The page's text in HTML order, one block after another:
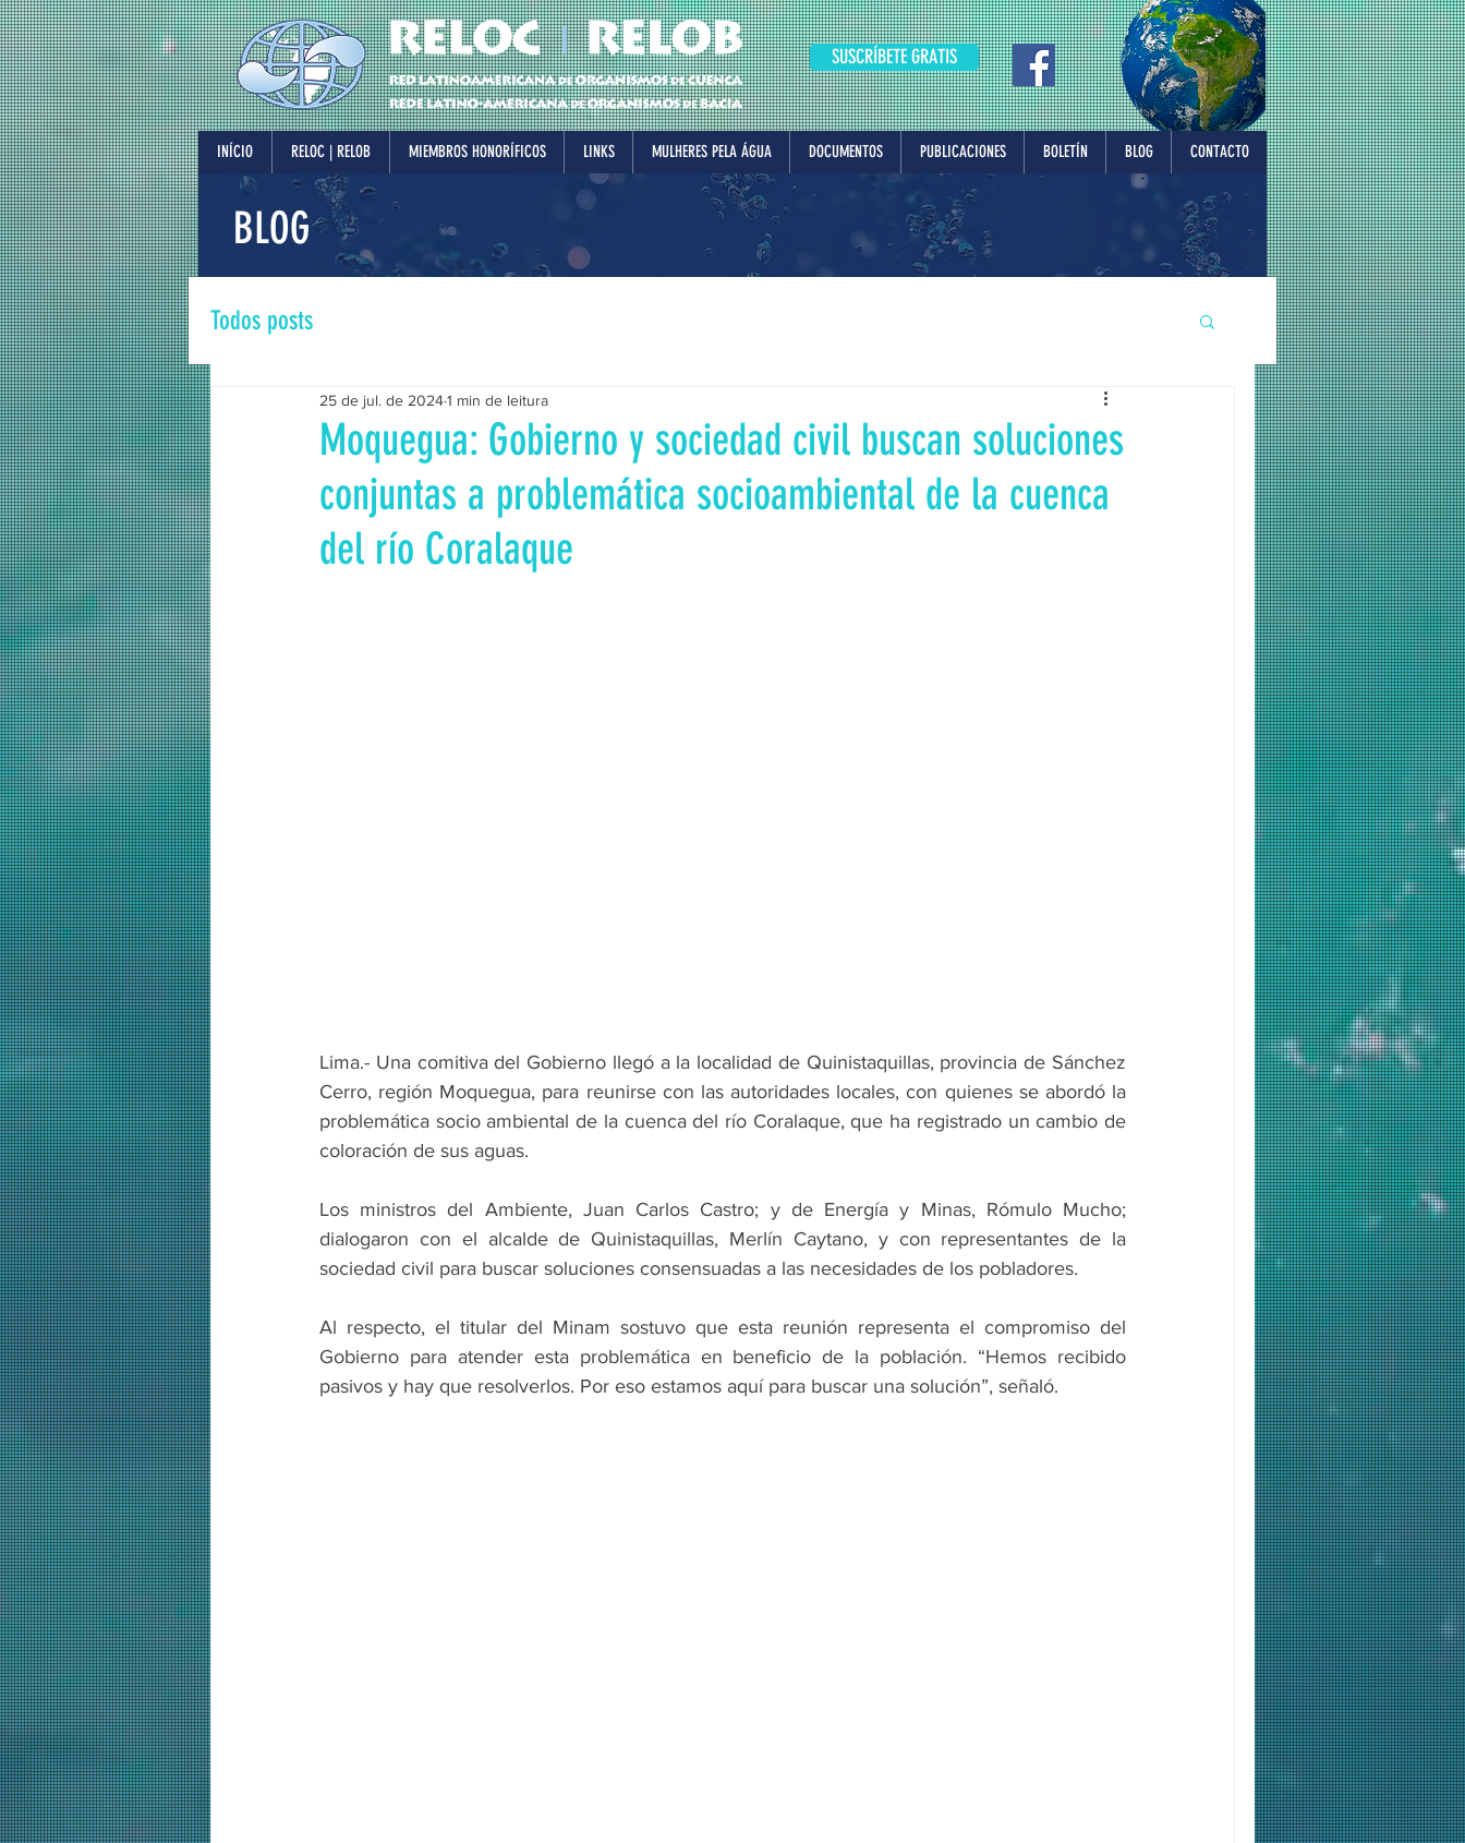
SUSCRÍBETE GRATIS
INÍCIO RELOC | RELOB MIEMBROS HONORÍFICOS LINKS MULHERES PELA ÁGUA DOCUMENTOS PUBLICACIONES BOLETÍN BLOG CONTACTO
BLOG
Todos posts
Moquegua: Gobierno y sociedad civil buscan soluciones
conjuntas a problemática socioambiental de la cuenca
del río Coralaque
25 de jul. de 20241 min de leitura
Lima.- Una comitiva del Gobierno llegó a la localidad de Quinistaquillas, provincia de Sánchez
Cerro, región Moquegua, para reunirse con las autoridades locales, con quienes se abordó la
problemática socio ambiental de la cuenca del río Coralaque, que ha registrado un cambio de
coloración de sus aguas.
Los ministros del Ambiente, Juan Carlos Castro; y de Energía y Minas, Rómulo Mucho;
dialogaron con el alcalde de Quinistaquillas, Merlín Caytano, y con representantes de la
sociedad civil para buscar soluciones consensuadas a las necesidades de los pobladores.
Al respecto, el titular del Minam sostuvo que esta reunión representa el compromiso del
Gobierno para atender esta problemática en beneficio de la población. “Hemos recibido
pasivos y hay que resolverlos. Por eso estamos aquí para buscar una solución”, señaló.